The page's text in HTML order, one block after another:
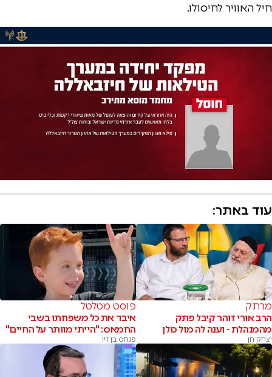
חיל האוויר לחיסולו.
עוד באתר:
מרתק
הרב אורי זוהר קיבל פתק
מהמנהלת - וענה לה מול כולן
יצחק חן
פוסט מטלטל
איבד את כל משפחתו בשבי
החמאס: "הייתי מוותר על החיים"
פנחס בן זיו